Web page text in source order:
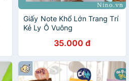
Giấy Note Khổ Lớn Trang Trí
Kẻ Ly Ô Vuông
35.000 đ